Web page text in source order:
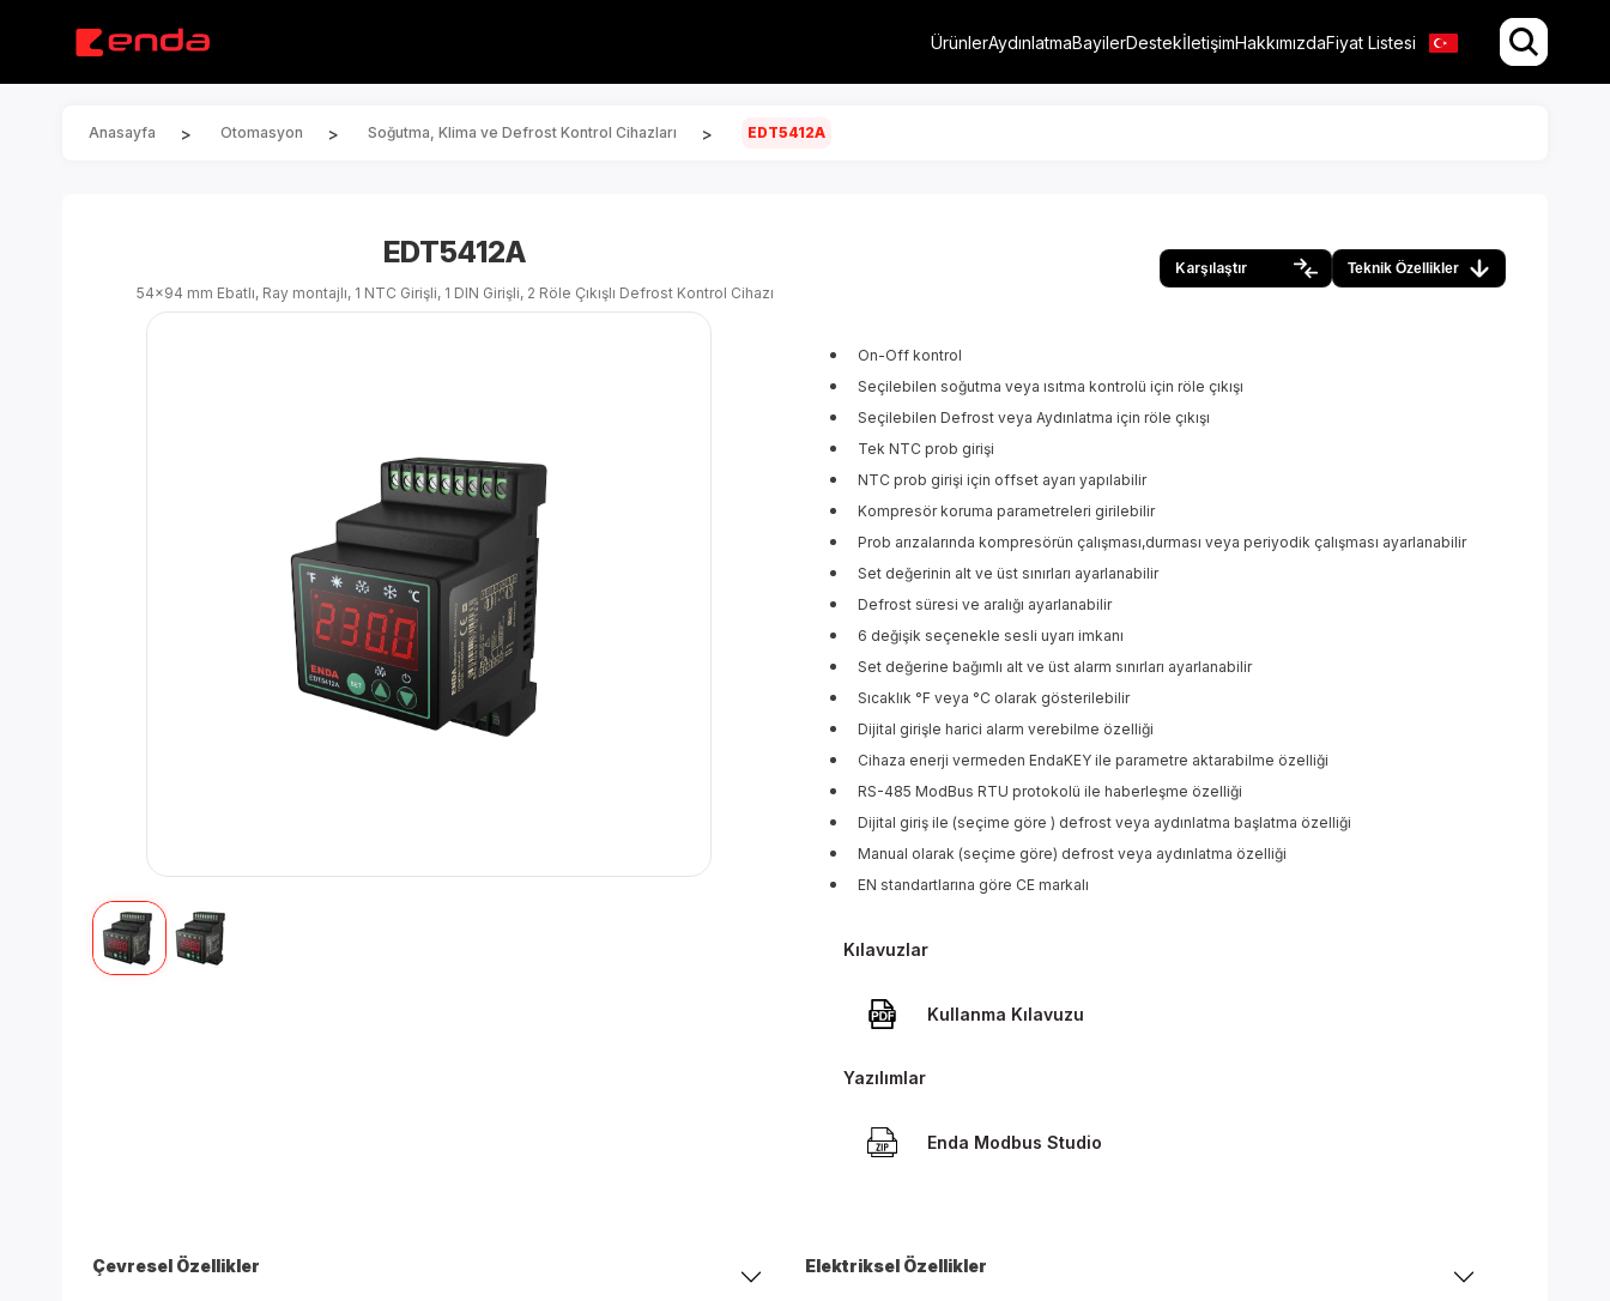
ÜrünlerAydınlatmaBayilerDestekİletişimHakkımızdaFiyat Listesi
Anasayfa > Otomasyon > Soğutma, Klima ve Defrost Kontrol Cihazları > EDT5412A
EDT5412A
54x94 mm Ebatlı, Ray montajlı, 1 NTC Girişli, 1 DIN Girişli, 2 Röle Çıkışlı Defrost Kontrol Cihazı
Karşılaştır Teknik Özellikler
On-Off kontrol
Seçilebilen soğutma veya ısıtma kontrolü için röle çıkışı
Seçilebilen Defrost veya Aydınlatma için röle çıkışı
Tek NTC prob girişi
NTC prob girişi için offset ayarı yapılabilir
Kompresör koruma parametreleri girilebilir
Prob arızalarında kompresörün çalışması,durması veya periyodik çalışması ayarlanabilir
Set değerinin alt ve üst sınırları ayarlanabilir
Defrost süresi ve aralığı ayarlanabilir
6 değişik seçenekle sesli uyarı imkanı
Set değerine bağımlı alt ve üst alarm sınırları ayarlanabilir
Sıcaklık °F veya °C olarak gösterilebilir
Dijital girişle harici alarm verebilme özelliği
Cihaza enerji vermeden EndaKEY ile parametre aktarabilme özelliği
RS-485 ModBus RTU protokolü ile haberleşme özelliği
Dijital giriş ile (seçime göre ) defrost veya aydınlatma başlatma özelliği
Manual olarak (seçime göre) defrost veya aydınlatma özelliği
EN standartlarına göre CE markalı
Kılavuzlar
Kullanma Kılavuzu
Yazılımlar
Enda Modbus Studio
Çevresel Özellikler Elektriksel Özellikler